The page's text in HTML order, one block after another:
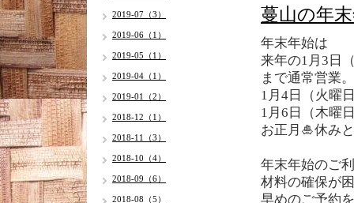
蔓山の年
年末年始は
来年の1月3日
まで通常営業。
1月4日（火曜
1月6日（木曜
お正月🎍休み
年末年始のご
材料の確保が
早めのご予約
2019-07（3）
2019-06（1）
2019-05（1）
2019-04（1）
2019-01（2）
2018-12（1）
2018-11（3）
2018-10（4）
2018-09（6）
2018-08（5）